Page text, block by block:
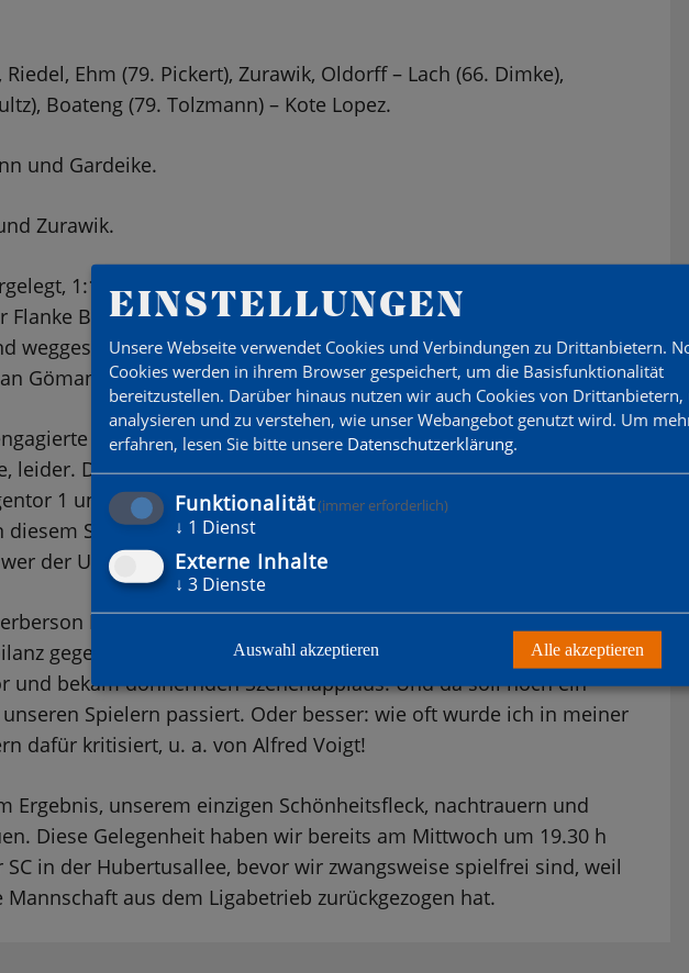
Ehm (79. Pickert), Zurawik, Oldorff – Lach (66. Dimke),
Boateng (79. Tolzmann) – Kote Lopez.
und Gardeike.
Zurawik.
1:1 (23.) Kote Lopez, überraschender Drehschuss, 1:2 (26.)
Bilal, 2:2 (37.) kollektiver Tiefschlaf nach Eckball, 3:2 (85.)
weggeschubst vom Stürmer, 50 % pfeifen es, 50 % nicht, doch kein
Gömann samt Team (!).
und disziplinierte Mannschaftsleistung, für die sich unsere
leider. Dabei gab es gute Chancen, die man leider fahrlässig hat
1 und 2 sah man nicht gut aus, aber dieses soll auch meine
Spiel auf Augenhöge sah man weiß Gott nicht, wer der
der Underdog ist.
Furtado de Araujo, der eingewechselt wurde: er hat mit 0:3
gegen Klaus Oldorff und er schoss einen Freistoß aus 25 Metern
und bekam donnernden Szenenapplaus. Und da soll noch ein
Spielern passiert. Oder besser: wie oft wurde ich in meiner
dafür kritisiert, u. a. von Alfred Voigt!
Ergebnis, unserem einzigen Schönheitsfleck, nachtrauern und
Diese Gelegenheit haben wir bereits am Mittwoch um 19.30 h
in der Hubertusallee, bevor wir zwangsweise spielfrei sind, weil
aus dem Ligabetrieb zurückgezogen hat.
EINSTELLUNGEN
Unsere Webseite verwendet Cookies und Verbindungen zu Drittanbietern.
Cookies werden in ihrem Browser gespeichert, um die Basisfunktionalität
bereitzustellen. Darüber hinaus nutzen wir auch Cookies von Drittanbietern,
analysieren und zu verstehen, wie unser Webangebot genutzt wird. Um
erfahren, lesen Sie bitte unsere Datenschutzerklärung.
Funktionalität(immer erforderlich)
↓ 1 Dienst
Externe Inhalte
↓ 3 Dienste
Auswahl akzeptieren Alle akzeptieren